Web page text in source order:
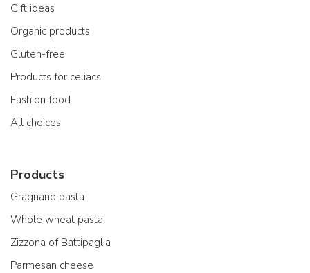
Gift ideas
Organic products
Gluten-free
Products for celiacs
Fashion food
All choices
Products
Gragnano pasta
Whole wheat pasta
Zizzona of Battipaglia
Parmesan cheese